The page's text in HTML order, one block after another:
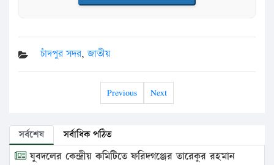
চাঁদপুর সদর,জাতীয়
Previous Next
সর্বশেষ সর্বাধিক পঠিত
যুবদলের কেন্দ্রীয় কমিটিতে ফরিদগঞ্জের তারেকুর রহমান